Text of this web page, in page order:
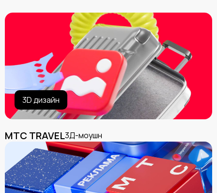
3D дизайн
МТС TRAVEL3Д-моушн